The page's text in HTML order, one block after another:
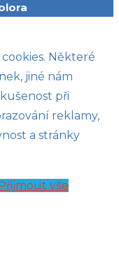
Některé
jiné nám
při
reklamy,
a stránky
Přijmout vše